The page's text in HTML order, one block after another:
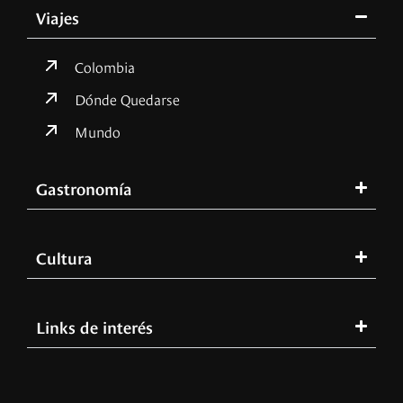
Viajes
Colombia
Dónde Quedarse
Mundo
Gastronomía
Cultura
Links de interés